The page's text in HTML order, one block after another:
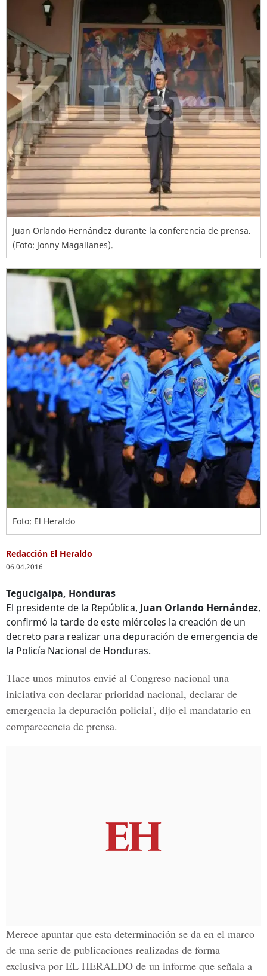
Juan Orlando Hernández durante la conferencia de prensa.
(Foto: Jonny Magallanes).
Foto: El Heraldo
Redacción El Heraldo
06.04.2016
Tegucigalpa, Honduras
El presidente de la República, Juan Orlando Hernández,
confirmó la tarde de este miércoles la creación de un
decreto para realizar una depuración de emergencia de
la Policía Nacional de Honduras.
'Hace unos minutos envié al Congreso nacional una
iniciativa con declarar prioridad nacional, declarar de
emergencia la depuración policial', dijo el mandatario en
comparecencia de prensa.
Merece apuntar que esta determinación se da en el marco
de una serie de publicaciones realizadas de forma
exclusiva por EL HERALDO de un informe que señala a